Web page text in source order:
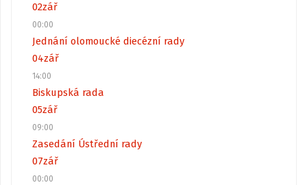
02zář
00:00
Jednání olomoucké diecézní rady
04zář
14:00
Biskupská rada
05zář
09:00
Zasedání Ústřední rady
07zář
00:00